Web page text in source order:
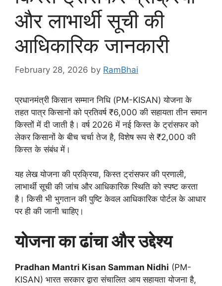
और लाभार्थी सूची की
आधिकारिक जानकारी
February 28, 2026 by RamBhai
प्रधानमंत्री किसान सम्मान निधि (PM-KISAN) योजना के
तहत पात्र किसानों को प्रतिवर्ष ₹6,000 की सहायता तीन समान
किस्तों में दी जाती है। वर्ष 2026 में नई किस्त के ट्रांसफर को
लेकर किसानों के बीच चर्चा तेज है, विशेष रूप से ₹2,000 की
किस्त के संबंध में।
यह लेख योजना की प्रक्रिया, किस्त ट्रांसफर की प्रणाली,
लाभार्थी सूची की जांच और आधिकारिक स्थिति को स्पष्ट करता
है। किसी भी भुगतान की पुष्टि केवल आधिकारिक पोर्टल के आधार
पर ही की जानी चाहिए।
योजना का ढांचा और उद्देश्य
Pradhan Mantri Kisan Samman Nidhi (PM-
KISAN) भारत सरकार द्वारा संचालित आय सहायता योजना है,